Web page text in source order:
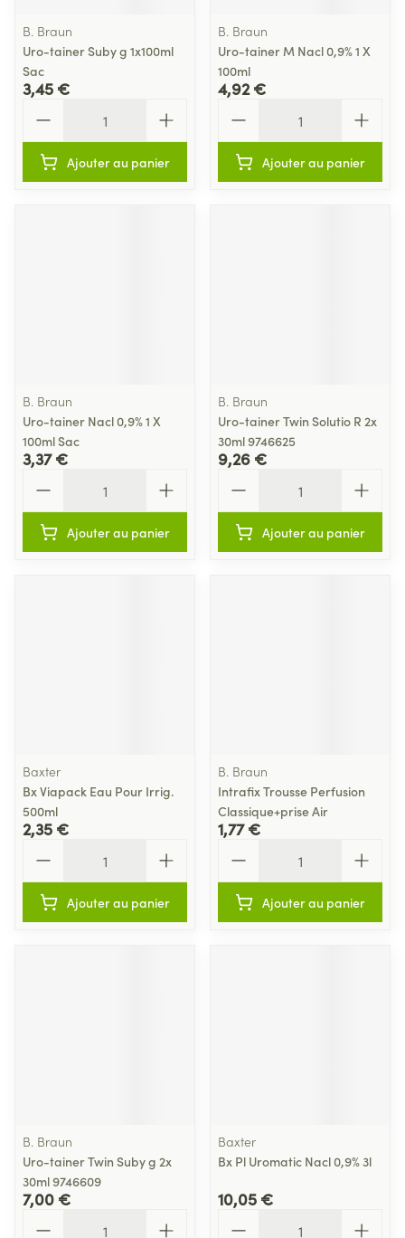
B. Braun
Uro-tainer Suby g 1x100ml
Sac
3,45 €
Ajouter au panier
B. Braun
Uro-tainer M Nacl 0,9% 1 X
100ml
4,92 €
Ajouter au panier
B. Braun
Uro-tainer Nacl 0,9% 1 X
100ml Sac
3,37 €
Ajouter au panier
B. Braun
Uro-tainer Twin Solutio R 2x
30ml 9746625
9,26 €
Ajouter au panier
Baxter
Bx Viapack Eau Pour Irrig.
500ml
2,35 €
Ajouter au panier
B. Braun
Intrafix Trousse Perfusion
Classique+prise Air
1,77 €
Ajouter au panier
B. Braun
Uro-tainer Twin Suby g 2x
30ml 9746609
7,00 €
Baxter
Bx Pl Uromatic Nacl 0,9% 3l
10,05 €